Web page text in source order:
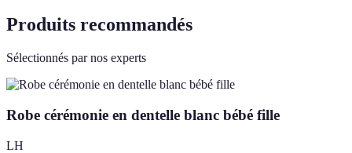
Produits recommandés
Sélectionnés par nos experts
Robe cérémonie en dentelle blanc bébé fille
LH